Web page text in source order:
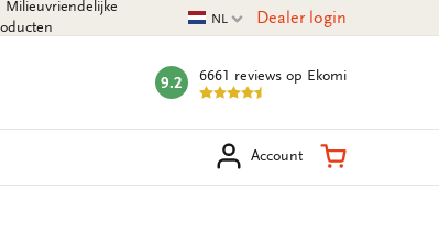
Milieuvriendelijke
Huidige taal
NL Dealer login
mark:
9.2 6661 reviews op Ekomi
Account Winkelmand